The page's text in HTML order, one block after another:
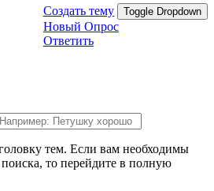
Создать тему Toggle Dropdown
Новый Опрос
Ответить
тем. Если вам необходимы
то перейдите в полную